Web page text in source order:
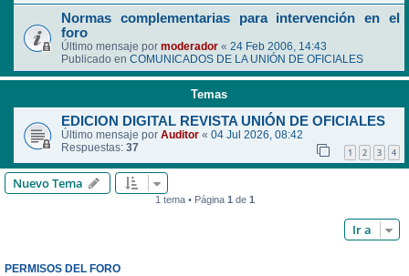
Normas complementarias para intervención en el
foro
Último mensaje por moderador « 24 Feb 2006, 14:43
Publicado en COMUNICADOS DE LA UNIÓN DE OFICIALES
Temas
EDICION DIGITAL REVISTA UNIÓN DE OFICIALES
Último mensaje por Auditor « 04 Jul 2026, 08:42
Respuestas: 37 1 2 3 4
Nuevo Tema
1 tema • Página 1 de 1
Ir a
PERMISOS DEL FORO